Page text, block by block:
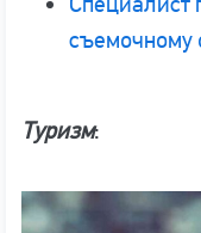
съемочному
Туризм: